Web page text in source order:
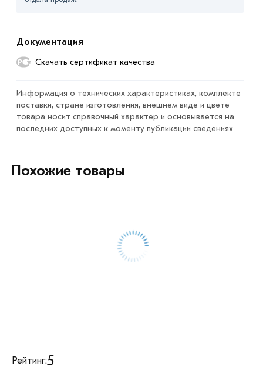
Условия доставки и цены на товар Полоса 60х6 мм из
категорииПолоса металлическаяв интернет-магазине
профессиональные менеджеры обработают заказ и
свяжутся с Вами для согласования условий доставки
или самовывоза.
купленного товарa в течение 7 дней (наличие чека
Документация
Скачать сертификат качества
Информация о технических характеристиках, комплекте
поставки, стране изготовления, внешнем виде и цвете
товара носит справочный характер и основывается на
последних доступных к моменту публикации сведениях
Похожие товары
Рейтинг:5